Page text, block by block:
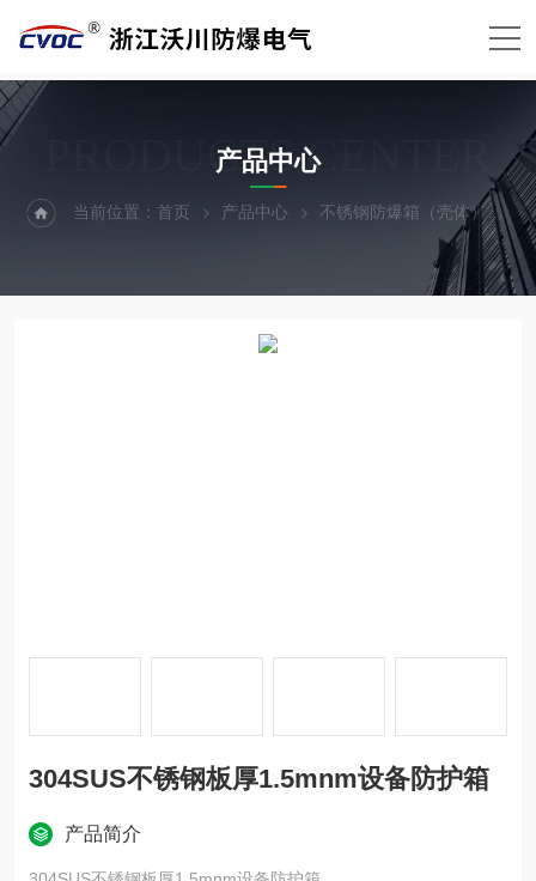
PRODUCTS CENTER
产品中心
当前位置：首页 产品中心 不锈钢防爆箱（壳体）
304SUS不锈钢板厚1.5mnm设备防护箱
产品简介